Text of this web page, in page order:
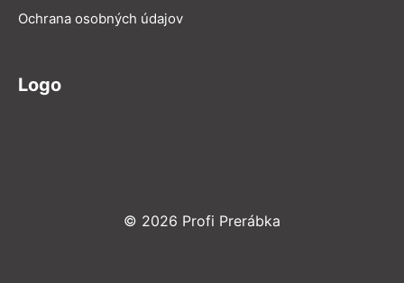
Ochrana osobných údajov
Logo
© 2026 Profi Prerábka